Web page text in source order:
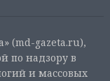
(md-gazeta.ru),
по надзору в
и массовых